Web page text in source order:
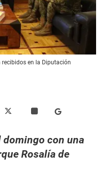
recibidos en la Diputación
con una
Rosalía de